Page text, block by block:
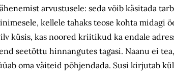
arvustusele: seda võib käsitada
kellele tahaks teose kohta midagi
küsis, kas noored kriitikud ka endale
seetõttu hinnangutes tagasi. Naanu ei
oma väiteid põhjendada. Susi kirjutab